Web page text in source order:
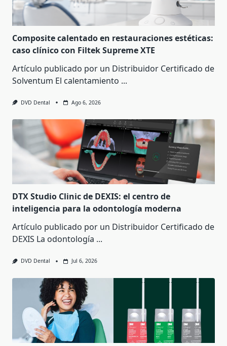
Composite calentado en restauraciones estéticas:
caso clínico con Filtek Supreme XTE
Artículo publicado por un Distribuidor Certificado de
Solventum El calentamiento ...
DVD Dental Ago 6, 2026
DTX Studio Clinic de DEXIS: el centro de
inteligencia para la odontología moderna
Artículo publicado por un Distribuidor Certificado de
DEXIS La odontología ...
DVD Dental Jul 6, 2026